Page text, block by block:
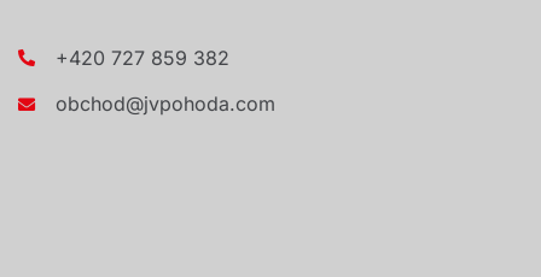
+420 727 859 382
obchod@jvpohoda.com